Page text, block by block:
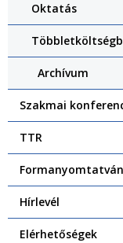
Oktatás
Archívum
Szakmai
TTR
Hírlevél
Elérhetőségek